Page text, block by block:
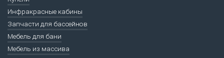
Инфракрасные кабины
Запчасти для бассейнов
Мебель для бани
Мебель из массива